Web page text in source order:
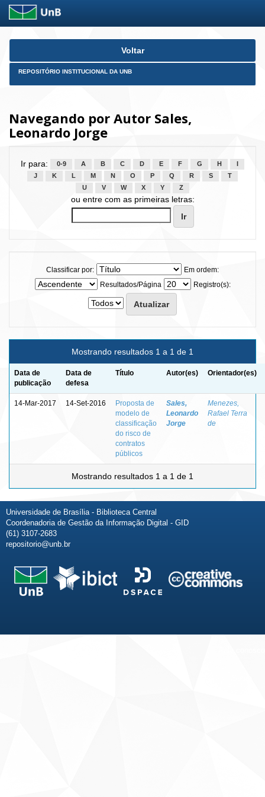
Skip
Voltar
REPOSITÓRIO INSTITUCIONAL DA UNB
Navegando por Autor Sales,
Leonardo Jorge
Ir para: 0-9 A B C D E F G H
J
K L M N O P Q R S
T
U
V W X Y Z
ou entre com as primeiras letras:
Classificar por:
Em ordem:
Resultados/Página
Registro(s):
Mostrando resultados 1 a 1 de 1
Data de
publicação
Data de
defesa
Título Autor(es) Orientador(es)
14-Mar-2017 14-Set-2016
Proposta de
modelo de
classificação
do risco de
contratos
públicos
Sales,
Leonardo
Jorge
Menezes,
Rafael Terra
de
Mostrando resultados 1 a 1 de 1
Universidade de Brasília - Biblioteca Central
Coordenadoria de Gestão da Informação Digital - GID
(61) 3107-2683
repositorio@unb.br